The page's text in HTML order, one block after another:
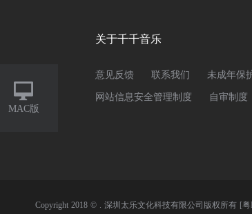

MAC版
关于千千音乐
意见反馈 联系我们 未成年保
网站信息安全管理制度 自审制度
Copyright 2018 © . 深圳太乐文化科技有限公司版权所有 [